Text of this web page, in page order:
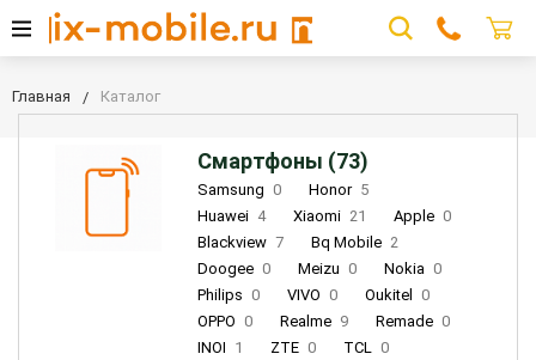
Главная Каталог
Смартфоны (73)
Samsung 0 Honor 5
Huawei 4 Xiaomi 21 Apple 0
Blackview 7 Bq Mobile 2
Doogee 0 Meizu 0 Nokia 0
Philips 0 VIVO 0 Oukitel
0
OPPO 0 Realme 9 Remade 0
INOI 1 ZTE 0 TCL 0